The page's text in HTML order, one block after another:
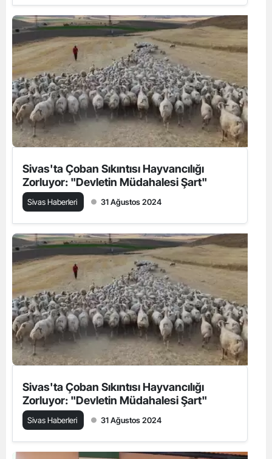
Sivas'ta Çoban Sıkıntısı Hayvancılığı
Zorluyor: "Devletin Müdahalesi Şart"
Sivas Haberleri 31 Ağustos 2024
Sivas'ta Çoban Sıkıntısı Hayvancılığı
Zorluyor: "Devletin Müdahalesi Şart"
Sivas Haberleri 31 Ağustos 2024